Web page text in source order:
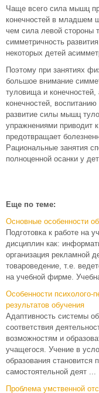
Чаще всего сила мышц
конечностей в младшем
чем сила левой стороны
симметричность
некоторых детей
Поэтому при занятиях
большое внимание
туловища и
конечностей,
развитие силы мышц
упражнениями приводит
предотвращает
Рациональные занятия
полноценной осанки у
Еще по теме:
Основные особенности
Подготовка к работе на
дисциплин как:
организация рекламной
товароведение, т.е.
на учебной фирме.
Особенности психолого-
результатов обучения
Адаптивность системы
соответствия
возможностям и
учащегося. Учение в
образования становится
самостоятельной деят ...
Проблема умственной